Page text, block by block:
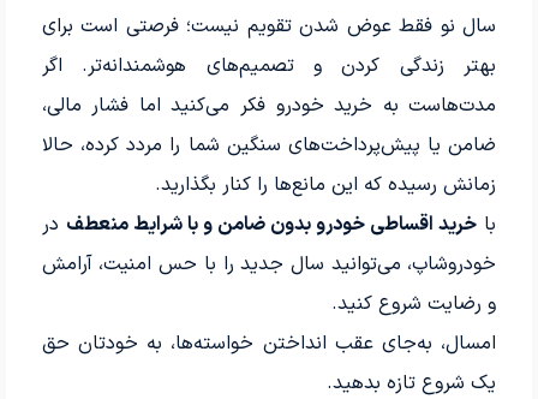
سال نو فقط عوض شدن تقویم نیست؛ فرصتی است برای
بهتر زندگی کردن و تصمیم‌های هوشمندانه‌تر. اگر
مدت‌هاست به خرید خودرو فکر می‌کنید اما فشار مالی،
ضامن یا پیش‌پرداخت‌های سنگین شما را مردد کرده، حالا
زمانش رسیده که این مانع‌ها را کنار بگذارید.
با خرید اقساطی خودرو بدون ضامن و با شرایط منعطف در
خودروشاپ، می‌توانید سال جدید را با حس امنیت، آرامش
و رضایت شروع کنید.
امسال، به‌جای عقب انداختن خواسته‌ها، به خودتان حق
یک شروع تازه بدهید.